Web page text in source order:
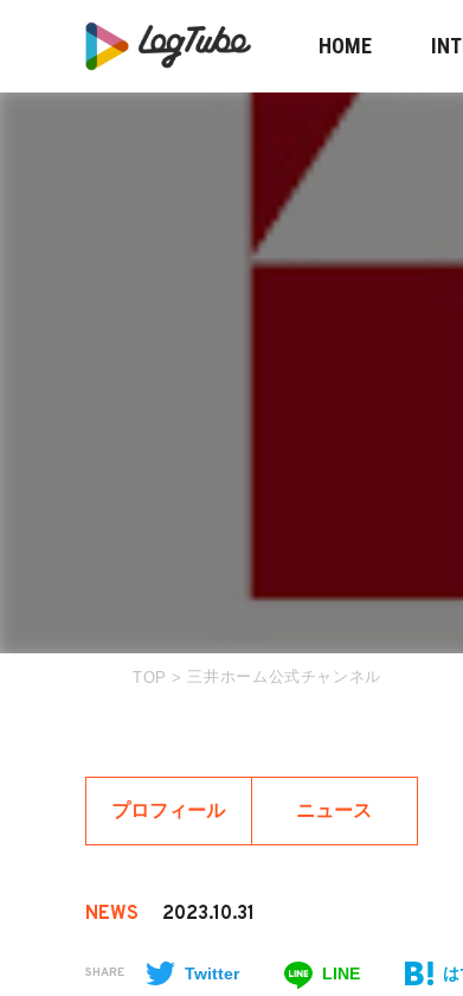
HOME
TOP > 三井ホーム公式チャンネル
プロフィール ニュース
NEWS 2023.10.31
SHARE Twitter LINE